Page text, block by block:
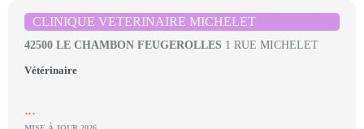
CLINIQUE VETERINAIRE MICHELET
42500 LE CHAMBON FEUGEROLLES 1 RUE MICHELET
Vétérinaire
...